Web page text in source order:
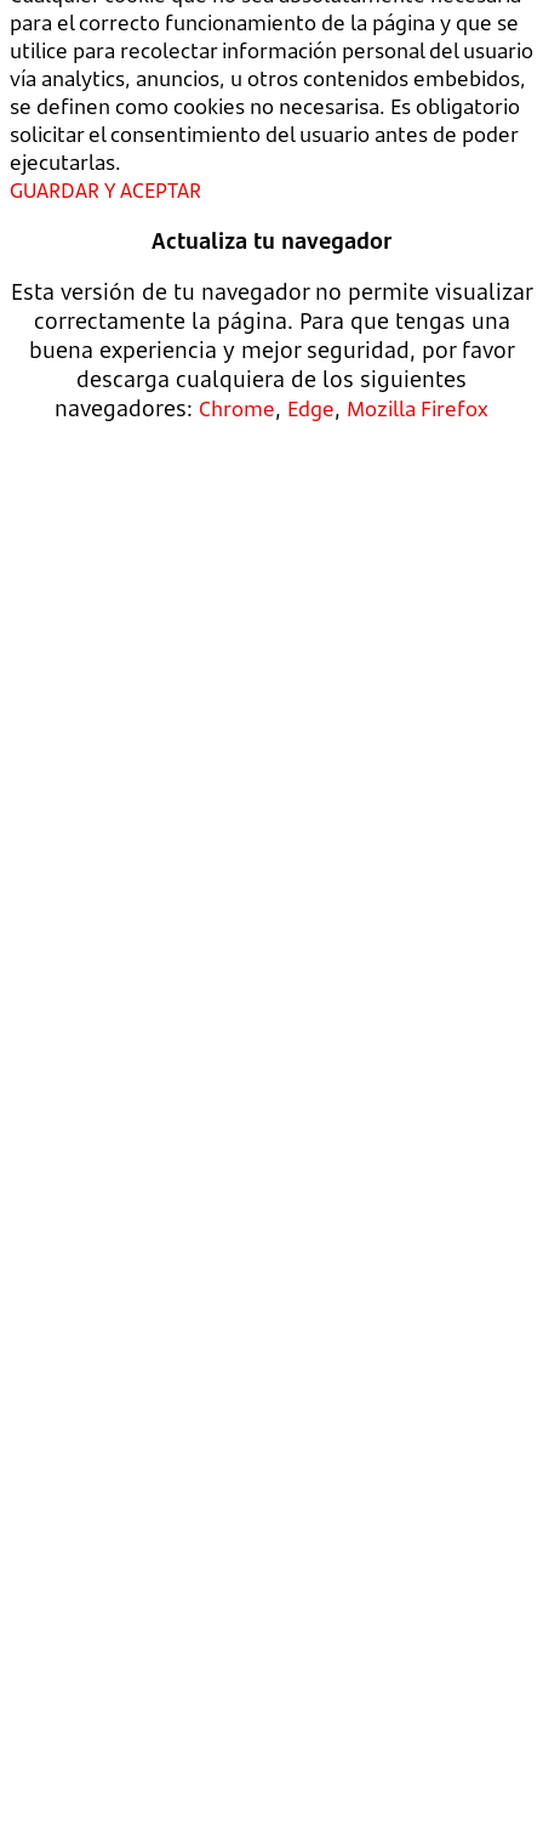
para el correcto funcionamiento de la página y que se
utilice para recolectar información personal del usuario
vía analytics, anuncios, u otros contenidos embebidos,
se definen como cookies no necesarisa. Es obligatorio
solicitar el consentimiento del usuario antes de poder
ejecutarlas.
GUARDAR Y ACEPTAR
Actualiza tu navegador
Esta versión de tu navegador no permite visualizar
correctamente la página. Para que tengas una
buena experiencia y mejor seguridad, por favor
descarga cualquiera de los siguientes
navegadores: Chrome, Edge, Mozilla Firefox